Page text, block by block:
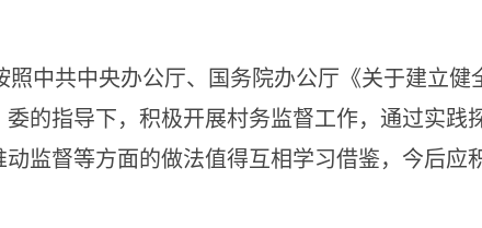
中共中央办公厅、国务院办公厅《关于建立健
的指导下，积极开展村务监督工作，通过实践
监督等方面的做法值得互相学习借鉴，今后应